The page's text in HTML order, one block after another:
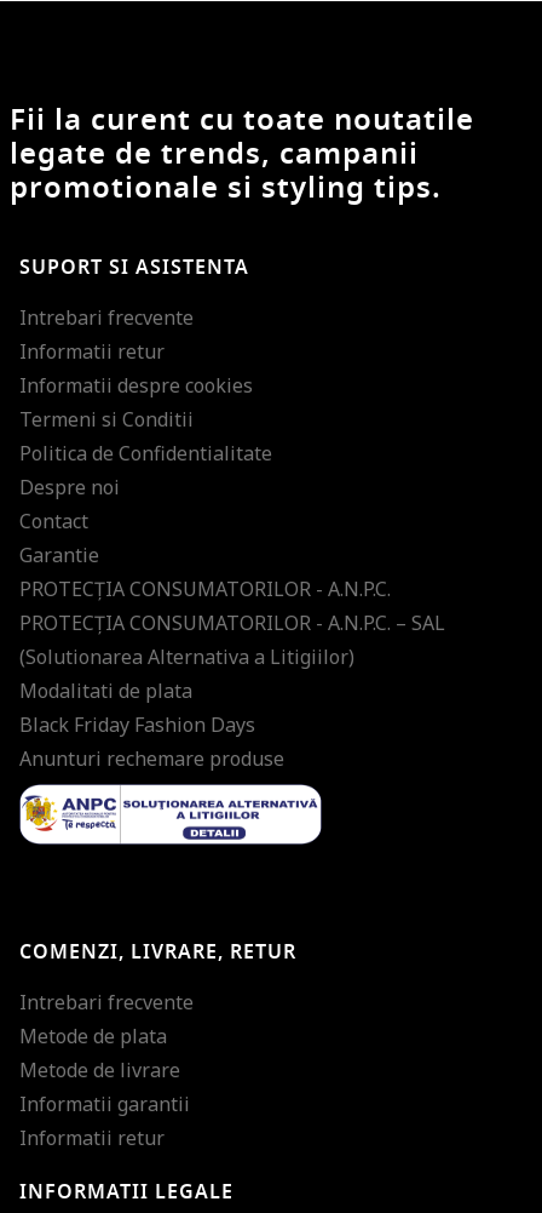
Fii la curent cu toate noutatile
legate de trends, campanii
promotionale si styling tips.
SUPORT SI ASISTENTA
Intrebari frecvente
Informatii retur
Informatii despre cookies
Termeni si Conditii
Politica de Confidentialitate
Despre noi
Contact
Garantie
PROTECŢIA CONSUMATORILOR - A.N.P.C.
PROTECŢIA CONSUMATORILOR - A.N.P.C. – SAL
(Solutionarea Alternativa a Litigiilor)
Modalitati de plata
Black Friday Fashion Days
Anunturi rechemare produse
COMENZI, LIVRARE, RETUR
Intrebari frecvente
Metode de plata
Metode de livrare
Informatii garantii
Informatii retur
INFORMATII LEGALE